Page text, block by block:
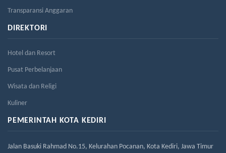
Transparansi Anggaran
DIREKTORI
Hotel dan Resort
Pusat Perbelanjaan
Wisata dan Religi
Kuliner
PEMERINTAH KOTA KEDIRI
Jalan Basuki Rahmad No.15, Kelurahan Pocanan, Kota Kediri, Jawa Timur